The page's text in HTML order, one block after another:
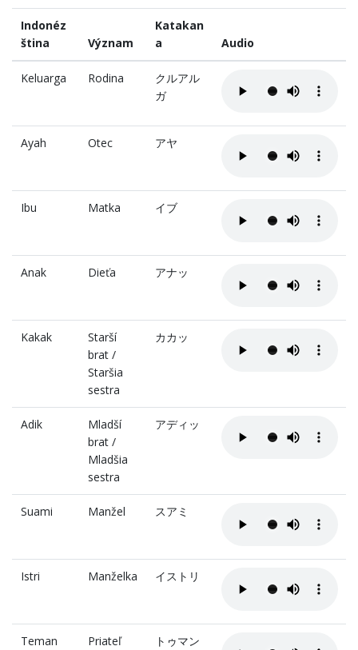
Indonéz
ština
Význam
Katakan
a
Audio
Keluarga Rodina
クルアル
ガ
Ayah Otec アヤ
Ibu Matka イブ
Anak Dieťa アナッ
Kakak
Starší
brat /
Staršia
sestra
カカッ
Adik
Mladší
brat /
Mladšia
sestra
アディッ
Suami Manžel スアミ
Istri Manželka イストリ
Teman Priateľ トゥマン